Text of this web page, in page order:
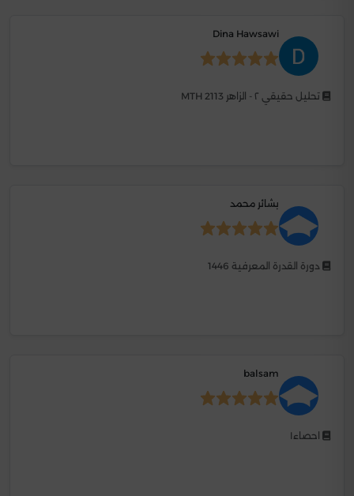
Dina Hawsawi
تحليل حقيقي ٢ - الزاهر MTH 2113
بشائر محمد
دورة القدرة المعرفية 1446
balsam
احصاء١